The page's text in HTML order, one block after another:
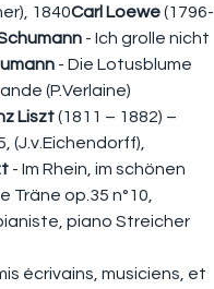
1840Carl Loewe (1796-
- Ich grolle nicht
- Die Lotusblume
(P.Verlaine)
Liszt (1811 – 1882) –
(J.v.Eichendorff),
- Im Rhein, im schönen
Träne op.35 n°10,
piano Streicher
écrivains, musiciens, et